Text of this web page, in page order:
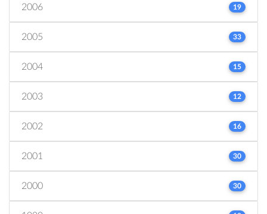
2006 19
2005 33
2004 15
2003 12
2002 16
2001 30
2000 30